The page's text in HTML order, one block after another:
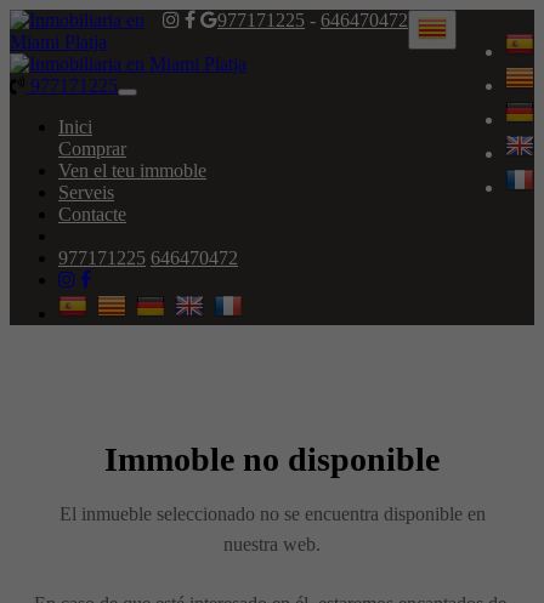
977171225 - 646470472
977171225
Toggle
Inici
Comprar
Ven el teu immoble
Serveis
Contacte
977171225 646470472
Immoble no disponible
El inmueble seleccionado no se encuentra disponible en
nuestra web.